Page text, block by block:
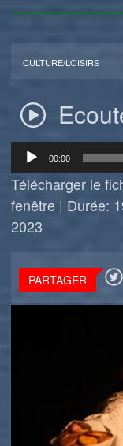
CULTURE/LOISIRS
Lecteur
audio
00:00
Télécharger le
fenêtre | Durée:
2023
PARTAGER